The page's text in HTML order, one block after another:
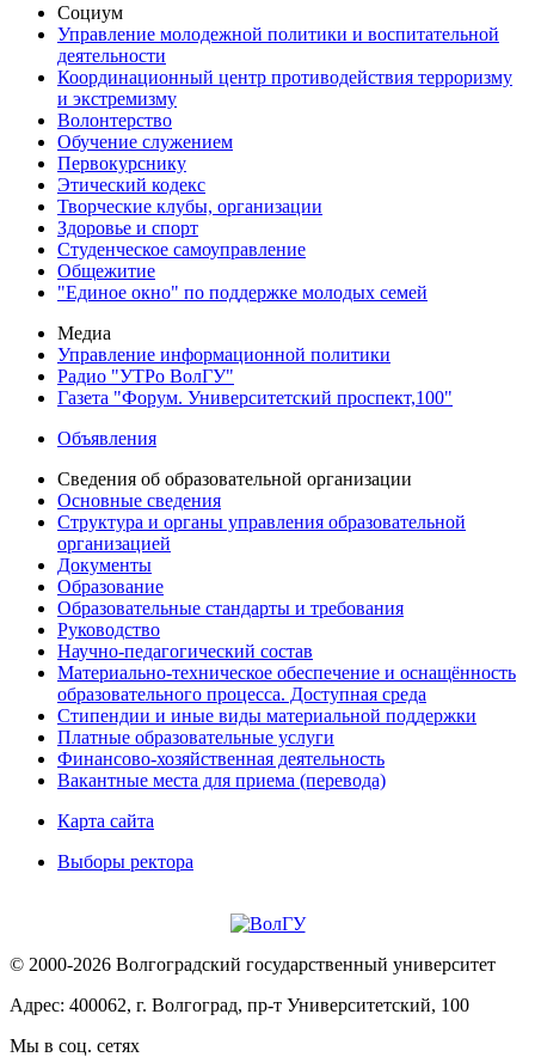
Социум
Управление молодежной политики и воспитательной
деятельности
Координационный центр противодействия терроризму
и экстремизму
Волонтерство
Обучение служением
Первокурснику
Этический кодекс
Творческие клубы, организации
Здоровье и спорт
Студенческое самоуправление
Общежитие
"Единое окно" по поддержке молодых семей
Медиа
Управление информационной политики
Радио "УТРо ВолГУ"
Газета "Форум. Университетский проспект,100"
Объявления
Сведения об образовательной организации
Основные сведения
Структура и органы управления образовательной
организацией
Документы
Образование
Образовательные стандарты и требования
Руководство
Научно-педагогический состав
Материально-техническое обеспечение и оснащённость
образовательного процесса. Доступная среда
Стипендии и иные виды материальной поддержки
Платные образовательные услуги
Финансово-хозяйственная деятельность
Вакантные места для приема (перевода)
Карта сайта
Выборы ректора
© 2000-2026 Волгоградский государственный университет
Адрес: 400062, г. Волгоград, пр-т Университетский, 100
Мы в соц. сетях